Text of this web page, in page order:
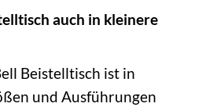
auch in kleinere
Beistelltisch ist in
und Ausführungen